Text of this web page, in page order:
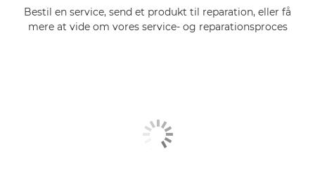
Bestil en service, send et produkt til reparation, eller få
mere at vide om vores service- og reparationsproces